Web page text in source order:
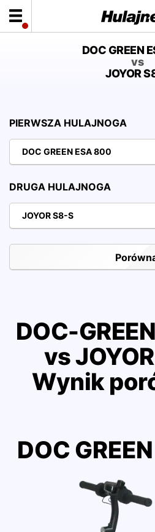
DOC GREEN
vs
JOYOR
PIERWSZA HULAJNOGA
DOC GREEN ESA 800
DRUGA HULAJNOGA
JOYOR S8-S
DOC-
vs
Wynik
DOC